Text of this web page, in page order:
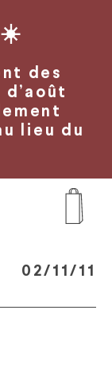
des
lieu du
02/11/11